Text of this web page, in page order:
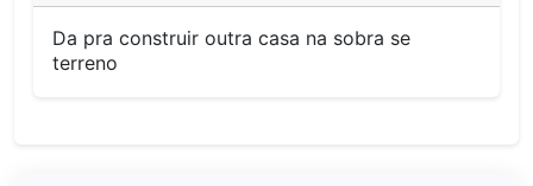
Da pra construir outra casa na sobra se
terreno